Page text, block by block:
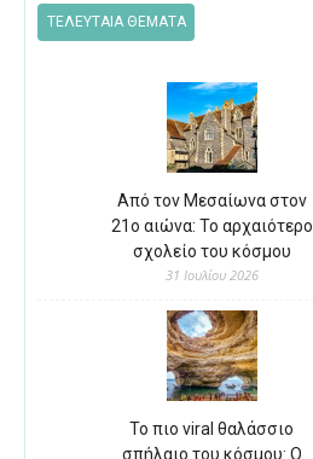
ΤΕΛΕΥΤΑΙΑ ΘΕΜΑΤΑ
Από τον Μεσαίωνα στον
21ο αιώνα: Το αρχαιότερο
σχολείο του κόσμου
31 Ιουλίου 2026
Το πιο viral θαλάσσιο
σπήλαιο του κόσμου: Ο